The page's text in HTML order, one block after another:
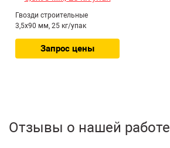
Гвозди строительные
3,5х90 мм, 25 кг/упак
Запрос цены
Отзывы о нашей работе